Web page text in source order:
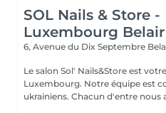
SOL Nails & Store -
Luxembourg Belair
6, Avenue du Dix Septembre
Le salon Sol' Nails&Store est
Luxembourg. Notre équipe est composée de PROspécialistes
ukrainiens. Chacun d'entre nous